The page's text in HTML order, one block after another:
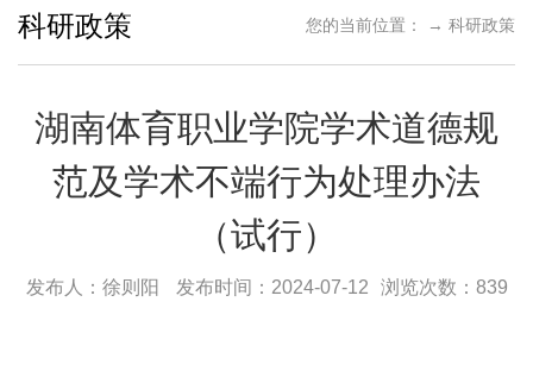
科研政策 您的当前位置： → 科研政策
湖南体育职业学院学术道德规
范及学术不端行为处理办法
（试行）
发布人：徐则阳 发布时间：2024-07-12 浏览次数： 839